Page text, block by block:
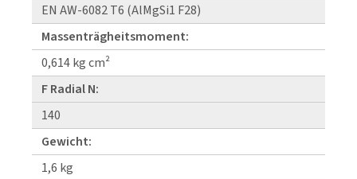
EN AW-6082 T6 (AlMgSi1 F28)
Massenträgheitsmoment:
0,614 kg cm²
F Radial N:
140
Gewicht:
1,6 kg